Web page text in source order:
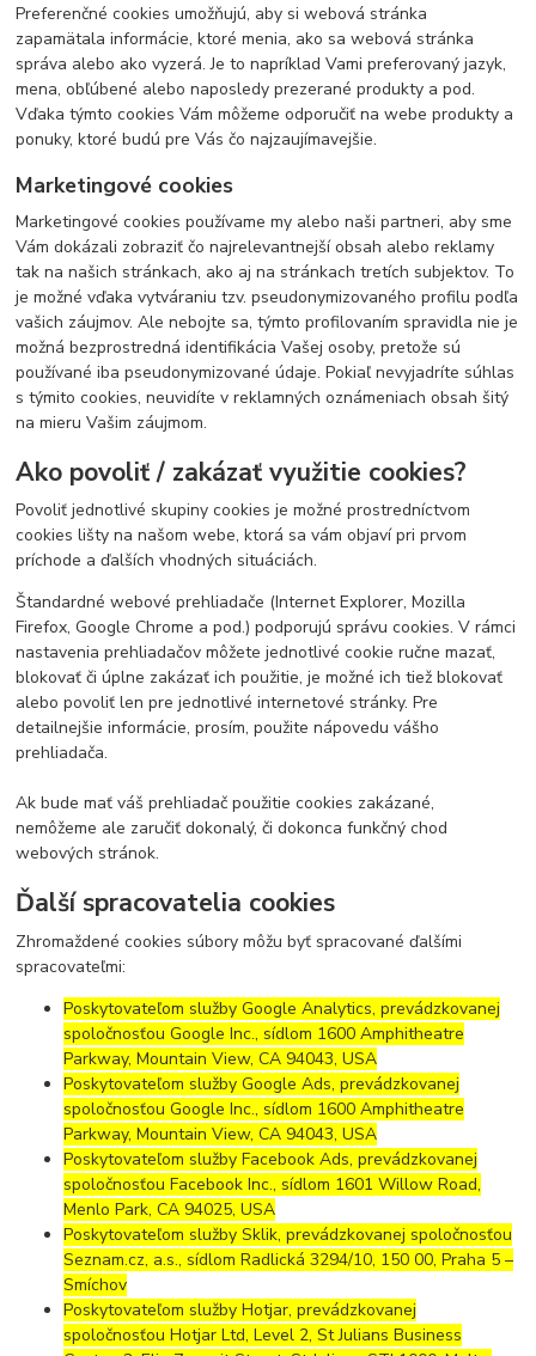
Preferenčné cookies umožňujú, aby si webová stránka
zapamätala informácie, ktoré menia, ako sa webová stránka
správa alebo ako vyzerá. Je to napríklad Vami preferovaný jazyk,
mena, obľúbené alebo naposledy prezerané produkty a pod.
Vďaka týmto cookies Vám môžeme odporučiť na webe produkty a
ponuky, ktoré budú pre Vás čo najzaujímavejšie.
Marketingové cookies
Marketingové cookies používame my alebo naši partneri, aby sme
Vám dokázali zobraziť čo najrelevantnejší obsah alebo reklamy
tak na našich stránkach, ako aj na stránkach tretích subjektov. To
je možné vďaka vytváraniu tzv. pseudonymizovaného profilu podľa
vašich záujmov. Ale nebojte sa, týmto profilovaním spravidla nie je
možná bezprostredná identifikácia Vašej osoby, pretože sú
používané iba pseudonymizované údaje. Pokiaľ nevyjadríte súhlas
s týmito cookies, neuvidíte v reklamných oznámeniach obsah šitý
na mieru Vašim záujmom.
Ako povoliť / zakázať využitie cookies?
Povoliť jednotlivé skupiny cookies je možné prostredníctvom
cookies lišty na našom webe, ktorá sa vám objaví pri prvom
príchode a ďalších vhodných situáciách.
Štandardné webové prehliadače (Internet Explorer, Mozilla
Firefox, Google Chrome a pod.) podporujú správu cookies. V rámci
nastavenia prehliadačov môžete jednotlivé cookie ručne mazať,
blokovať či úplne zakázať ich použitie, je možné ich tiež blokovať
alebo povoliť len pre jednotlivé internetové stránky. Pre
detailnejšie informácie, prosím, použite nápovedu vášho
prehliadača.
Ak bude mať váš prehliadač použitie cookies zakázané,
nemôžeme ale zaručiť dokonalý, či dokonca funkčný chod
webových stránok.
Ďalší spracovatelia cookies
Zhromaždené cookies súbory môžu byť spracované ďalšími
spracovateľmi:
Poskytovateľom služby Google Analytics, prevádzkovanej
spoločnosťou Google Inc., sídlom 1600 Amphitheatre
Parkway, Mountain View, CA 94043, USA
Poskytovateľom služby Google Ads, prevádzkovanej
spoločnosťou Google Inc., sídlom 1600 Amphitheatre
Parkway, Mountain View, CA 94043, USA
Poskytovateľom služby Facebook Ads, prevádzkovanej
spoločnosťou Facebook Inc., sídlom 1601 Willow Road,
Menlo Park, CA 94025, USA
Poskytovateľom služby Sklik, prevádzkovanej spoločnosťou
Seznam.cz, a.s., sídlom Radlická 3294/10, 150 00, Praha 5 –
Smíchov
Poskytovateľom služby Hotjar, prevádzkovanej
spoločnosťou Hotjar Ltd, Level 2, St Julians Business